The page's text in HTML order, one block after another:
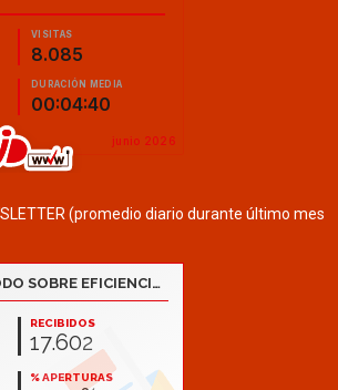
(promedio diario durante último mes